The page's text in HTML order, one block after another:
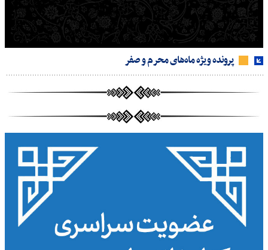
پرونده ویژه ماه‌های محرم و صفر